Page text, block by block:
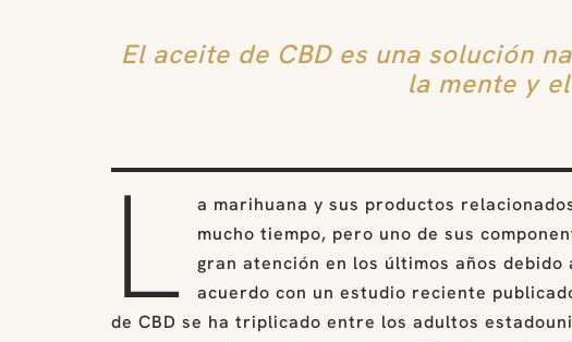
El aceite de CBD es una solución
la mente y
L
a marihuana y sus productos
mucho tiempo, pero uno de sus
gran atención en los últimos años
acuerdo con un estudio reciente
de CBD se ha triplicado entre los adultos